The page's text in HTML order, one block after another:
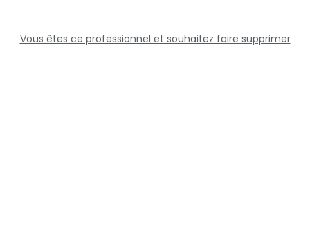
Vous êtes ce professionnel et souhaitez faire supprimer